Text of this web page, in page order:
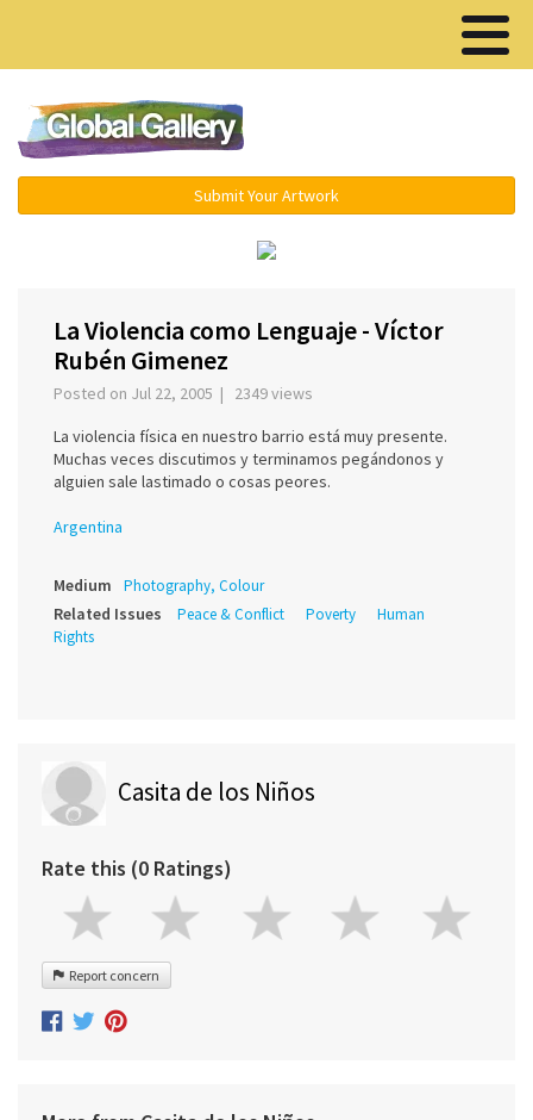
Submit Your Artwork
La Violencia como Lenguaje - Víctor
Rubén Gimenez
Posted on Jul 22, 2005 | 2349 views
La violencia física en nuestro barrio está muy presente.
Muchas veces discutimos y terminamos pegándonos y
alguien sale lastimado o cosas peores.
Argentina
Medium Photography, Colour
Related Issues Peace & Conflict Poverty
Human
Rights
Casita de los Niños
Rate this (0 Ratings)
Report concern